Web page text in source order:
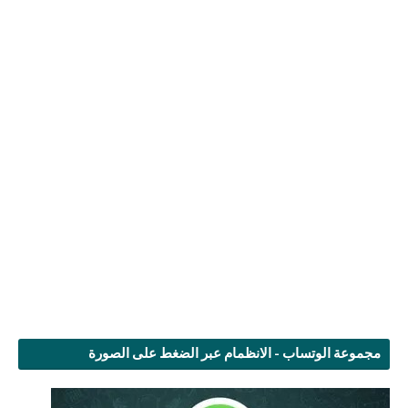
مجموعة الوتساب - الانظمام عبر الضغط على الصورة